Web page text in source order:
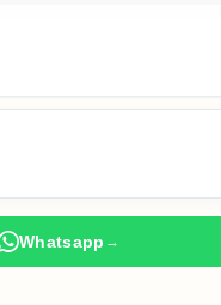
Whatsapp →